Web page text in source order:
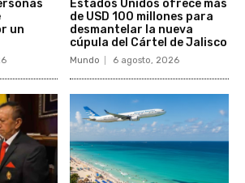
un
Estados Unidos ofrece más
de USD 100 millones para
desmantelar la nueva
cúpula del Cártel de Jalisco
Mundo 6 agosto, 2026